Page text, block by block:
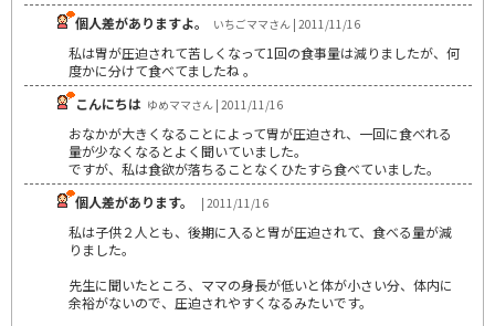
個人差がありますよ。
いちごママさん | 2011/11/16
私は胃が圧迫されて苦しくなって1回の食事量は減りましたが、何
度かに分けて食べてましたね 。
こんにちは ゆめママさん | 2011/11/16
おなかが大きくなることによって胃が圧迫され、一回に食べれる
量が少なくなるとよく聞いていました。
ですが、私は食欲が落ちることなくひたすら食べていました。
個人差があります。
| 2011/11/16
私は子供２人とも、後期に入ると胃が圧迫されて、食べる量が減
りました。
先生に聞いたところ、ママの身長が低いと体が小さい分、体内に
余裕がないので、圧迫されやすくなるみたいです。